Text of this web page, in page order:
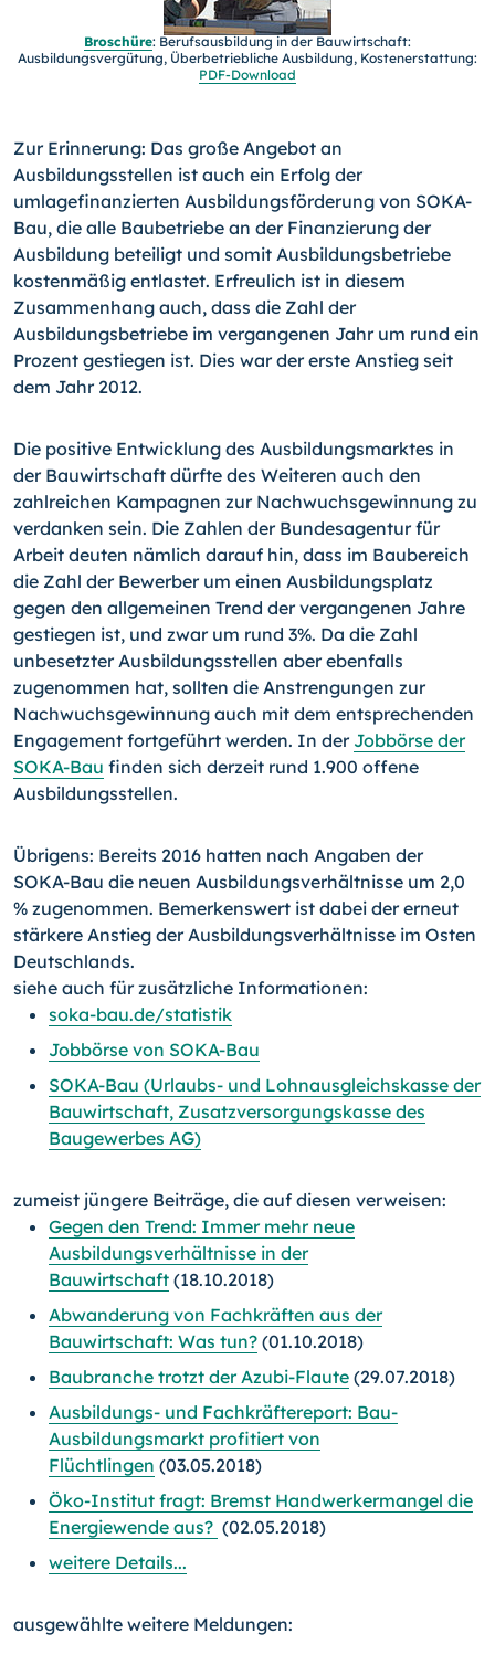
Broschüre: Berufsausbil­dung in der Bauwirtschaft:
Ausbildungsvergütung, Über­be­trieb­liche Ausbil­dung, Kostenerstattung:
PDF-Download
Zur Erinnerung: Das große Angebot an
Ausbildungsstellen ist auch ein Erfolg der
umlagefinanzierten Ausbildungsförderung von SOKA-
Bau, die alle Baubetriebe an der Finanzierung der
Ausbildung beteiligt und somit Ausbildungsbetriebe
kostenmäßig entlastet. Erfreulich ist in diesem
Zusammenhang auch, dass die Zahl der
Ausbildungsbetriebe im vergangenen Jahr um rund ein
Prozent gestiegen ist. Dies war der erste Anstieg seit
dem Jahr 2012.
Die positive Entwicklung des Ausbildungsmarktes in
der Bauwirtschaft dürfte des Weiteren auch den
zahlreichen Kampagnen zur Nachwuchsgewinnung zu
verdanken sein. Die Zahlen der Bundesagentur für
Arbeit deuten nämlich darauf hin, dass im Baubereich
die Zahl der Bewerber um einen Ausbildungsplatz
gegen den allgemeinen Trend der vergangenen Jahre
gestiegen ist, und zwar um rund 3%. Da die Zahl
unbesetzter Ausbildungsstellen aber ebenfalls
zugenommen hat, sollten die Anstrengungen zur
Nachwuchsgewinnung auch mit dem entsprechenden
Engagement fortgeführt werden. In der Jobbörse der
SOKA-Bau finden sich derzeit rund 1.900 offene
Ausbildungsstellen.
Übrigens: Bereits 2016 hatten nach Angaben der
SOKA-Bau die neuen Ausbildungsverhältnisse um 2,0
% zugenommen. Bemerkenswert ist dabei der erneut
stärkere Anstieg der Ausbildungsverhältnisse im Osten
Deutschlands.
siehe auch für zusätzliche Informationen:
soka-bau.de/statistik
Jobbörse von SOKA-Bau
SOKA-Bau (Urlaubs- und Lohnausgleichskasse der
Bauwirtschaft, Zusatzversorgungskasse des
Baugewerbes AG)
zumeist jüngere Beiträge, die auf diesen verweisen:
Gegen den Trend: Immer mehr neue
Ausbildungsverhältnisse in der
Bauwirtschaft (18.10.2018)
Abwanderung von Fachkräften aus der
Bauwirtschaft: Was tun? (01.10.2018)
Baubranche trotzt der Azubi-Flaute (29.07.2018)
Ausbildungs- und Fachkräftereport: Bau-
Ausbildungsmarkt profitiert von
Flüchtlingen (03.05.2018)
Öko-Institut fragt: Bremst Handwerkermangel die
Energiewende aus? (02.05.2018)
weitere Details...
ausgewählte weitere Meldungen: